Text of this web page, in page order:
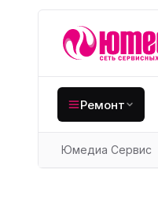
Ремонт
Крупная
Юмедиа Сервис